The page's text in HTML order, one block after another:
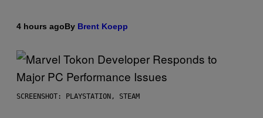
4 hours agoBy Brent Koepp
SCREENSHOT: PLAYSTATION, STEAM